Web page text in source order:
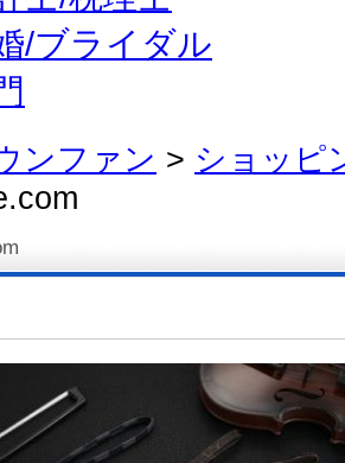
/ブライダル
ンファン > ショッピ